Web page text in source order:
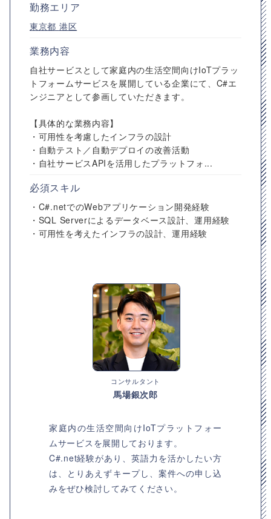
勤務エリア
東京都 港区
業務内容
自社サービスとして家庭内の生活空間向けIoTプラッ
トフォームサービスを展開している企業にて、C#エ
ンジニアとして参画していただきます。
【具体的な業務内容】
・可用性を考慮したインフラの設計
・自動テスト／自動デプロイの改善活動
・自社サービスAPIを活用したプラットフォ...
必須スキル
・C#.netでのWebアプリケーション開発経験
・SQL Serverによるデータベース設計、運用経験
・可用性を考えたインフラの設計、運用経験
コンサルタント
馬場銀次郎
家庭内の生活空間向けIoTプラットフォー
ムサービスを展開しております。
C#.net経験があり、英語力を活かしたい方
は、とりあえずキープし、案件への申し込
みをぜひ検討してみてください。